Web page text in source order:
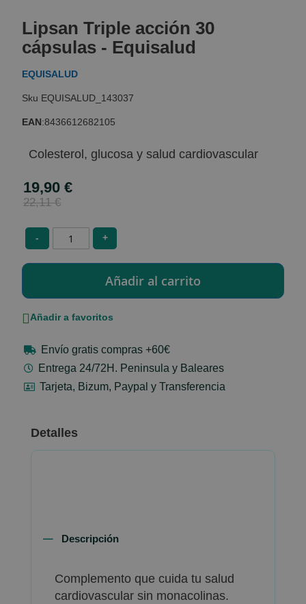
the
beginning
of
the
images
gallery
Lipsan Triple acción 30
cápsulas - Equisalud
EQUISALUD
EQUISALUD_143037
EAN:8436612682105
Colesterol, glucosa y salud cardiovascular
Special
Price
19,90 €
22,11 €
- +
Añadir a favoritos
Envío gratis compras +60€
Entrega 24/72H. Peninsula y Baleares
Tarjeta, Bizum, Paypal y Transferencia
Detalles
Descripción
Complemento que cuida tu salud
cardiovascular sin monacolinas.